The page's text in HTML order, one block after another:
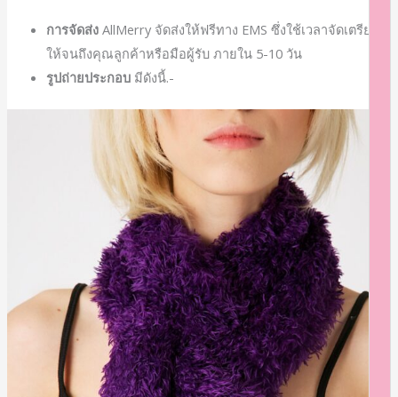
การจัดส่งAllMerry จัดส่งให้ฟรีทาง EMS ซึ่งใช้เวลาจัดเตรียม
ให้จนถึงคุณลูกค้าหรือมือผู้รับ ภายใน 5-10 วัน
รูปถ่ายประกอบมีดังนี้.-